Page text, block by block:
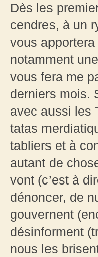
Dès les
cendres, à un
vous
notamment
vous fera me
derniers mois.
avec aussi les
tatas
tabliers et à
autant de
vont (c’est à
dénoncer, de
gouvernent
désinforment
nous les